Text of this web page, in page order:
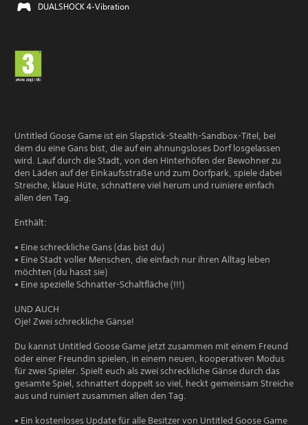
DUALSHOCK 4-Vibration
Untitled Goose Game ist ein Slapstick-Stealth-Sandbox-Titel, bei
dem du eine Gans bist, die auf ein ahnungsloses Dorf losgelassen
wird. Lauf durch die Stadt, von den Hinterhöfen der Bewohner zu
den Läden auf der Einkaufsstraße und zum Dorfpark, spiele dabei
Streiche, klaue Hüte, schnattere viel herum und ruiniere einfach
allen den Tag.
Enthält:
• Eine schreckliche Gans (das bist du)
• Eine Stadt voller Menschen, die einfach nur ihren Alltag leben
möchten (du hasst sie)
• Eine spezielle Schnatter-Schaltfläche (!!!)
UND AUCH
Oje! Zwei schreckliche Gänse!
Du kannst Untitled Goose Game jetzt zusammen mit einem Freund
oder einer Freundin spielen, in einem neuen, kooperativen Modus
für zwei Spieler. Spielt euch als zwei schreckliche Gänse durch das
gesamte Spiel, schnattert doppelt so viel, heckt gemeinsam Streiche
aus und ruiniert zusammen allen den Tag.
• Ein kostenloses Update für alle Besitzer von Untitled Goose Game